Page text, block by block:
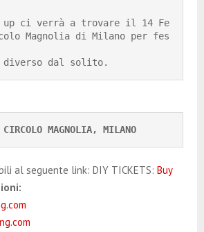
ci verrà a trovare il 14 Fe
Magnolia di Milano per fes
diverso dal solito.
MAGNOLIA, MILANO
al seguente link: DIY TICKETS: Buy